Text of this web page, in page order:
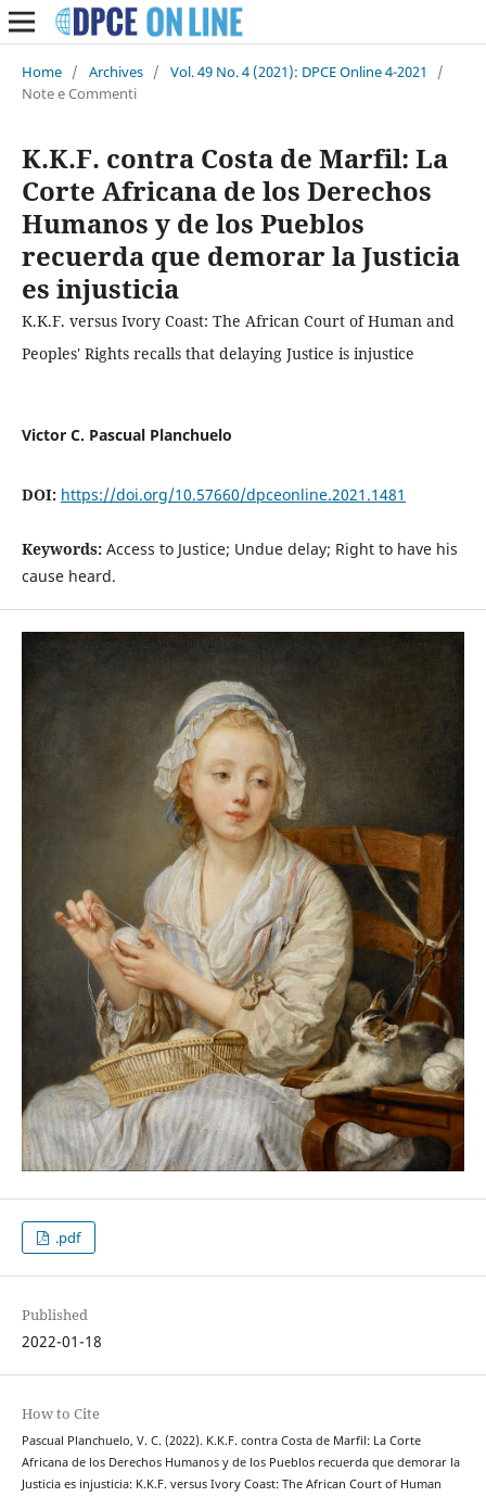
Home / Archives / Vol. 49 No. 4 (2021): DPCE Online 4-2021
/
Note e Commenti
K.K.F. contra Costa de Marfil: La
Corte Africana de los Derechos
Humanos y de los Pueblos
recuerda que demorar la Justicia
es injusticia
K.K.F. versus Ivory Coast: The African Court of Human and
Peoples' Rights recalls that delaying Justice is injustice
Victor C. Pascual Planchuelo
DOI: https://doi.org/10.57660/dpceonline.2021.1481
Keywords: Access to Justice; Undue delay; Right to have his
cause heard.
.pdf
Published
2022-01-18
How to Cite
Pascual Planchuelo, V. C. (2022). K.K.F. contra Costa de Marfil: La Corte
Africana de los Derechos Humanos y de los Pueblos recuerda que demorar la
Justicia es injusticia: K.K.F. versus Ivory Coast: The African Court of Human